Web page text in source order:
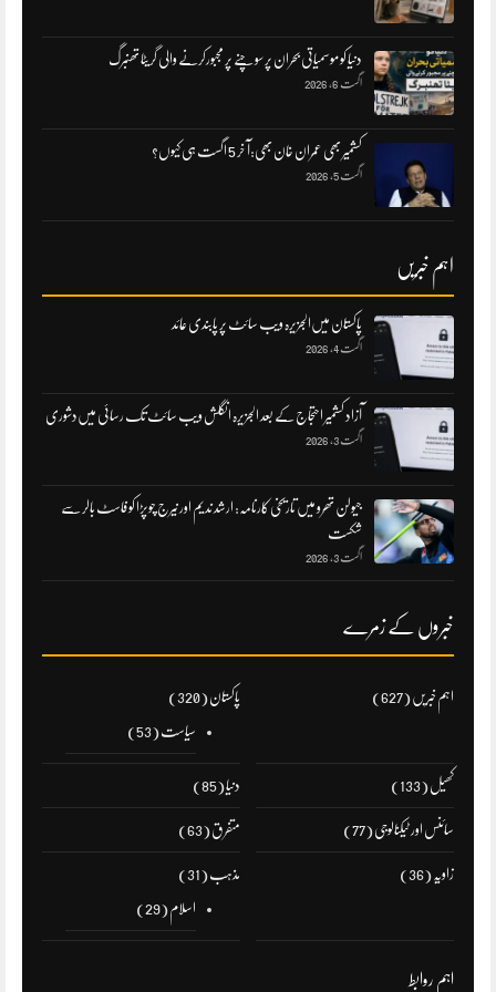
دنیا کو موسمیاتی بحران پر سوچنے پر مجبورکرنے والی گریٹا تھنبرگ
اگست 6, 2026
کشمیر بھی عمران خان بھی:آ خر 5 اگست ہی کیوں؟
اگست 5, 2026
اہم خبریں
پاکستان میں‌الجزیرہ ویب سائٹ پر پابندی عائد
اگست 4, 2026
آزاد کشمیر احتجاج کے بعد الجزیرہ انگلش ویب سائٹ تک رسائی میں‌دشوری
اگست 3, 2026
جیولن تھرو میں تاریخی کارنامہ: ارشد ندیم اور نیرج چوپڑا کو فاسٹ بالر سے
شکست
اگست 3, 2026
خبروں کے زمرے
اہم خبریں(627) پاکستان(320)
سیاست(53)
کھیل(133) دنیا(85)
سائنس اور ٹیکنالوجی(77) متفرق(63)
زاویہ (36) مذہب(31)
اسلام (29)
اہم روابط